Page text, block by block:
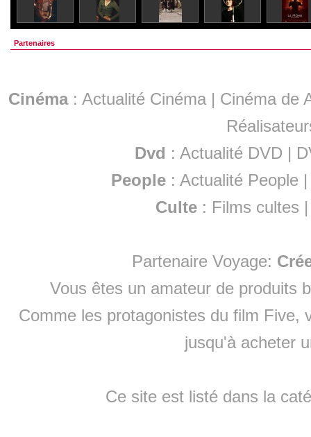
Partenaires
Cinéma: Actualité Cinéma | Cinéma de
Dvd : Actualité DVD |
People :Actualité People
Culte : Films cultes
Partenaire Voyage:
Vous êtes un amateur de produits
Comme les protagonistes du film Five,
jusqu'à acheter
Ce site est listé dans la